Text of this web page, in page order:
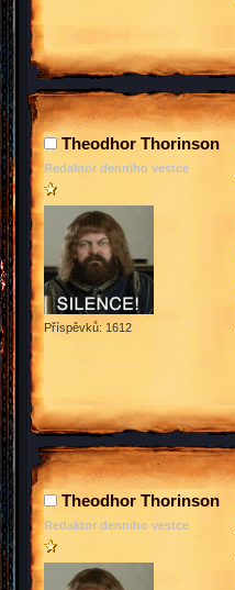
Theodhor Thorinson
Redaktor denniho vestce
Příspěvků: 1612
Theodhor Thorinson
Redaktor denniho vestce